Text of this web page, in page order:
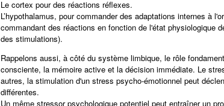
Le cortex pour des réactions réflexes.
L’hypothalamus, pour commander des adaptations internes à
commandant des réactions en fonction de l'état physiologique
des stimulations).
Rappelons aussi, à côté du système limbique, le rôle
consciente, la mémoire active et la décision immédiate. Le
autres, la stimulation d'un stress psycho-émotionnel peut
différentes.
Un même stressor psychologique potentiel peut entraîner un